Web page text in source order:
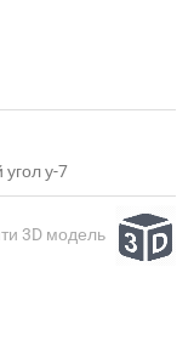
у-7
3D модель